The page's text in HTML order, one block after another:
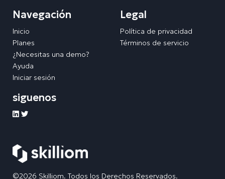
©2026 Skilliom. Todos los Derechos Reservados.
Navegación
Inicio
Planes
¿Necesitas una demo?
Ayuda
Iniciar sesión
Legal
Política de privacidad
Términos de servicio
siguenos